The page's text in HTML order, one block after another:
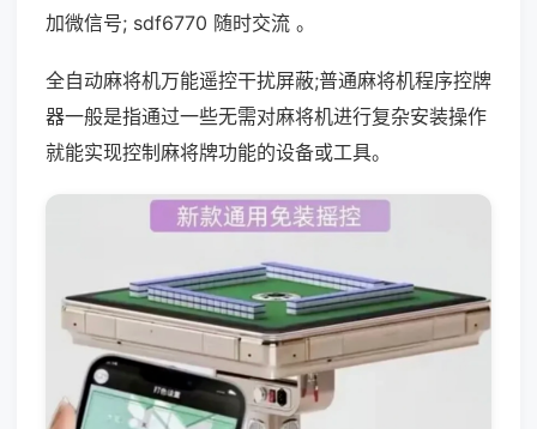
加微信号; sdf6770 随时交流 。
全自动麻将机万能遥控干扰屏蔽;普通麻将机程序控牌
器一般是指通过一些无需对麻将机进行复杂安装操作
就能实现控制麻将牌功能的设备或工具。